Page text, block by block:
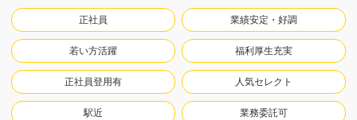
正社員 業績安定・好調
若い方活躍 福利厚生充実
正社員登用有 人気セレクト
駅近 業務委託可